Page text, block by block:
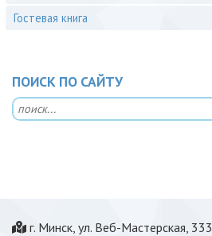
Гостевая книга
ПОИСК ПО САЙТУ
г. Минск, ул. Веб-Мастерская, 333